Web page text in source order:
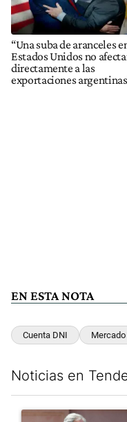
“Una suba de aranceles
Estados Unidos no
directamente a las
exportaciones
EN ESTA NOTA
Cuenta DNI
Noticias en
Un artículo de